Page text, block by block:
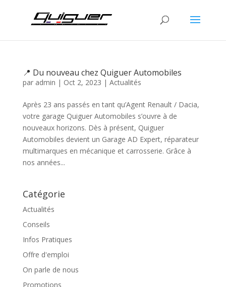
📍 Du nouveau chez Quiguer Automobiles
par admin | Oct 2, 2023 | Actualités
Après 23 ans passés en tant qu’Agent Renault / Dacia,
votre garage Quiguer Automobiles s’ouvre à de
nouveaux horizons. Dès à présent, Quiguer
Automobiles devient un Garage AD Expert, réparateur
multimarques en mécanique et carrosserie. Grâce à
nos années...
Catégorie
Actualités
Conseils
Infos Pratiques
Offre d'emploi
On parle de nous
Promotions